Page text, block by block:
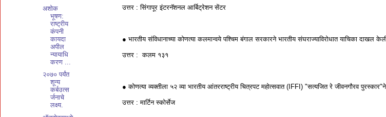
उत्तर : सिंगापूर इंटरनॅशनल आर्बिट्रेशन सेंटर
● भारतीय संविधानाच्या कोणत्या कलमान्वये पश्चिम बंगाल सरकारने भारतीय संघराज्याविरोधात याचिका दाखल
उत्तर : कलम १३१
● कोणत्या व्यक्तीला ५२ व्या भारतीय आंतरराष्ट्रीय चित्रपट महोत्सवात (IFFI) "सत्यजित रे जीवनगौरव
उत्तर : मार्टिन स्कोर्सेज
अशोक
भूषण:
राष्ट्रीय
कंपनी
कायदा
अपील
न्यायाधि
करण ...
२०७० पर्यंत
शून्य
कर्बउत्स
र्जनाचे
लक्ष्य.